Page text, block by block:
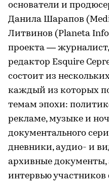
основатели и
Данила Шарапов
Литвинов (Planeta
проекта —
редактор Esquire
состоит из
каждый из которых
темам эпохи:
рекламе, музыке и
документального
дневники, аудио- и
архивные документы,
интервью участников